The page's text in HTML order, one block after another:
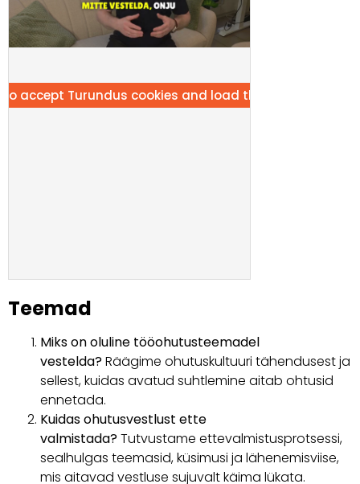
to accept Turundus cookies and load this content
Teemad
Miks on oluline tööohutusteemadel
vestelda?Räägime ohutuskultuuri tähendusest ja
sellest, kuidas avatud suhtlemine aitab ohtusid
ennetada.
Kuidas ohutusvestlust ette
valmistada?Tutvustame ettevalmistusprotsessi,
sealhulgas teemasid, küsimusi ja lähenemisviise,
mis aitavad vestluse sujuvalt käima lükata.